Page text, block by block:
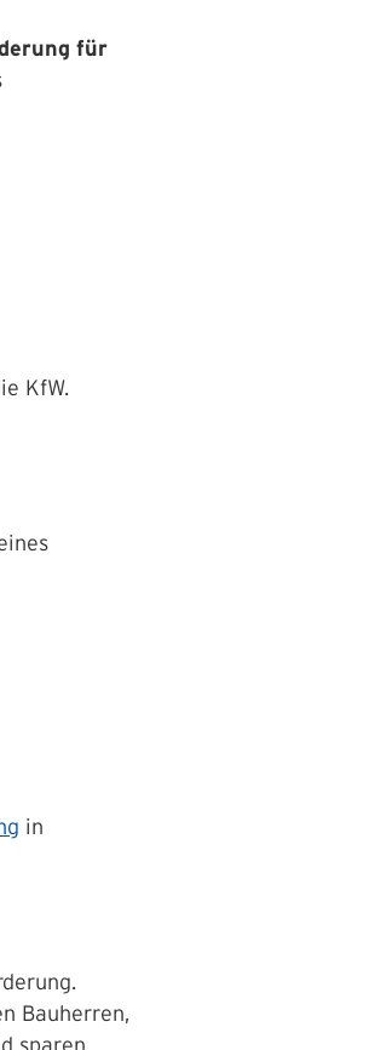
für
KfW.
in
Bauherren,
sparen.